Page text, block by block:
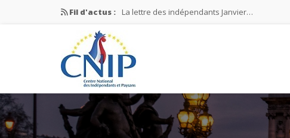
Fil d'actus : La lettre des indépendants Janvier…
La lettre des indépendants Juin…
Mission nationale ÉLECTIONS MUNICIPALES 2026
La lettre des indépendants N°2-2026